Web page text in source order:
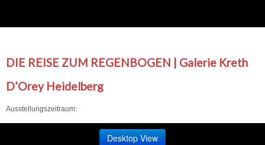
DIE REISE ZUM REGENBOGEN | Galerie Kreth
D’Orey Heidelberg
Ausstellungszeitraum:
Desktop View